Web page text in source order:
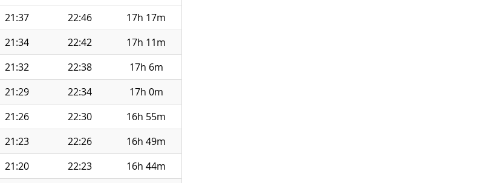
21:37 22:46
17h 17m
21:34 22:42
17h 11m
21:32 22:38
17h 6m
21:29 22:34
17h 0m
21:26 22:30
16h 55m
21:23 22:26
16h 49m
21:20 22:23
16h 44m